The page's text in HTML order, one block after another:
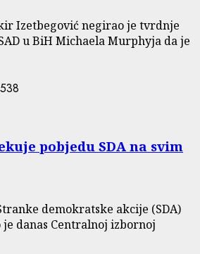
Izetbegović negirao je tvrdnje
u BiH Michaela Murphyja da je
pobjedu SDA na svim
demokratske akcije (SDA)
danas Centralnoj izbornoj